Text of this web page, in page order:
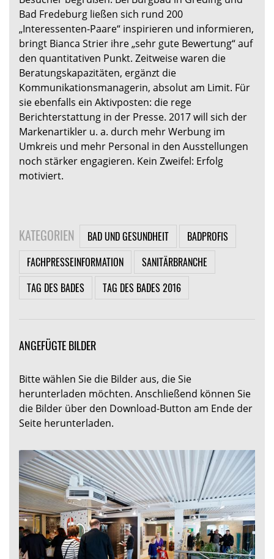
Bad Fredeburg ließen sich rund 200
„Interessenten-Paare“ inspirieren und informieren,
bringt Bianca Strier ihre „sehr gute Bewertung“ auf
den quantitativen Punkt. Zeitweise waren die
Beratungskapazitäten, ergänzt die
Kommunikationsmanagerin, absolut am Limit. Für
sie ebenfalls ein Aktivposten: die rege
Berichterstattung in der Presse. 2017 will sich der
Markenartikler u. a. durch mehr Werbung im
Umkreis und mehr Personal in den Ausstellungen
noch stärker engagieren. Kein Zweifel: Erfolg
motiviert.
KATEGORIEN BAD UND GESUNDHEIT
BADPROFIS
FACHPRESSEINFORMATION
SANITÄRBRANCHE
TAG DES BADES
TAG DES BADES 2016
ANGEFÜGTE BILDER
Bitte wählen Sie die Bilder aus, die Sie
herunterladen möchten. Anschließend können Sie
die Bilder über den Download-Button am Ende der
Seite herunterladen.